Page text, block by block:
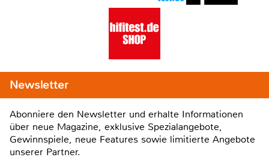
Newsletter
Abonniere den Newsletter und erhalte Informationen
über neue Magazine, exklusive Spezialangebote,
Gewinnspiele, neue Features sowie limitierte Angebote
unserer Partner.